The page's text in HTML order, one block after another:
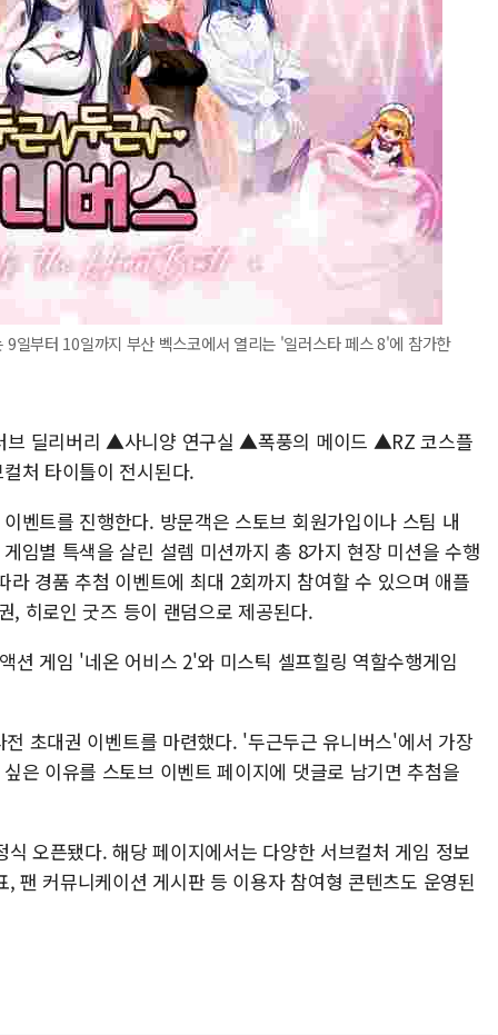
일부터 10일까지 부산 벡스코에서 열리는 '일러스타 페스 8'에 참가한
딜리버리 ▲사니양 연구실 ▲폭풍의 메이드 ▲RZ 코스플
처 타이틀이 전시된다.
벤트를 진행한다. 방문객은 스토브 회원가입이나 스팀 내
임별 특색을 살린 설렘 미션까지 총 8가지 현장 미션을 수행
경품 추첨 이벤트에 최대 2회까지 참여할 수 있으며 애플
, 히로인 굿즈 등이 랜덤으로 제공된다.
션 게임 '네온 어비스 2'와 미스틱 셀프힐링 역할수행게임
초대권 이벤트를 마련했다. '두근두근 유니버스'에서 가장
은 이유를 스토브 이벤트 페이지에 댓글로 남기면 추첨을
오픈됐다. 해당 페이지에서는 다양한 서브컬처 게임 정보
팬 커뮤니케이션 게시판 등 이용자 참여형 콘텐츠도 운영된